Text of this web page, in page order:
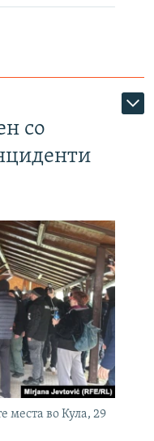
со
места во Кула, 29